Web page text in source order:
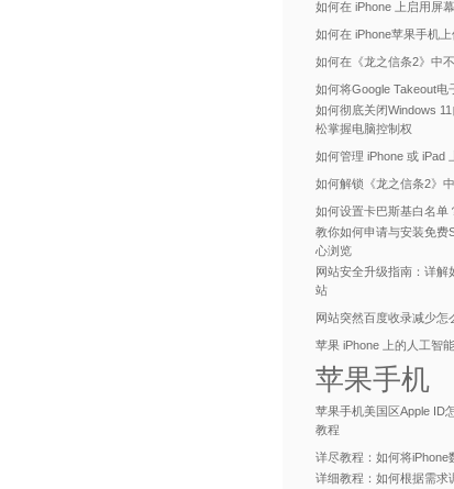
如何在 iPhone 上启用屏
如何在 iPhone苹果手机
如何在《龙之信条2》中
如何将Google Takeout电
如何彻底关闭Windows
松掌握电脑控制权
如何管理 iPhone 或 iPad
如何解锁《龙之信条2》
如何设置卡巴斯基白名单
教你如何申请与安装免费
心浏览
网站安全升级指南：详解
站
网站突然百度收录减少怎
苹果 iPhone 上的人工智
苹果手机
苹果手机美国区Apple ID
教程
详尽教程：如何将
详细教程：如何根据需求